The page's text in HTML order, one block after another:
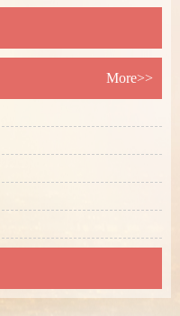
More>>